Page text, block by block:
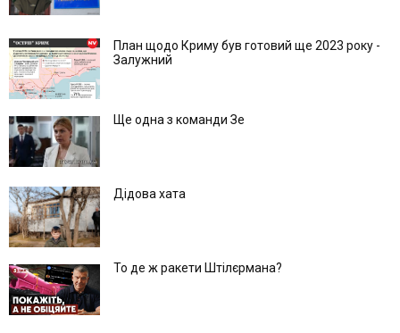
План щодо Криму був готовий ще 2023 року -
Залужний
Ще одна з команди Зе
Дідова хата
То де ж ракети Штілєрмана?